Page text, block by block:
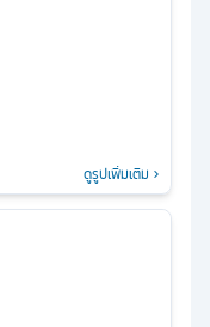
ดูรูปเพิ่มเติม